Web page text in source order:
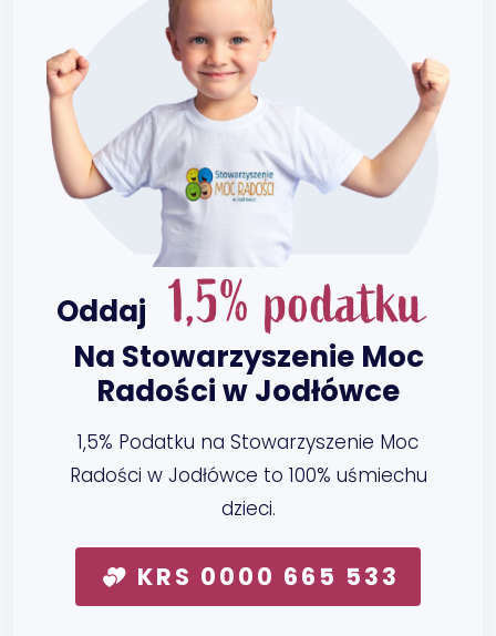
Oddaj 1,5% podatku
Na Stowarzyszenie Moc
Radości w Jodłówce
1,5% Podatku na Stowarzyszenie Moc
Radości w Jodłówce to 100% uśmiechu
dzieci.
KRS 0000 665 533